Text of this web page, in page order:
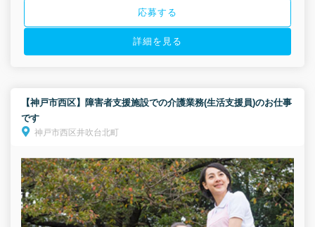
応募する
詳細を見る
【神戸市西区】障害者支援施設での介護業務(生活支援員)のお仕事
です
神戸市西区井吹台北町